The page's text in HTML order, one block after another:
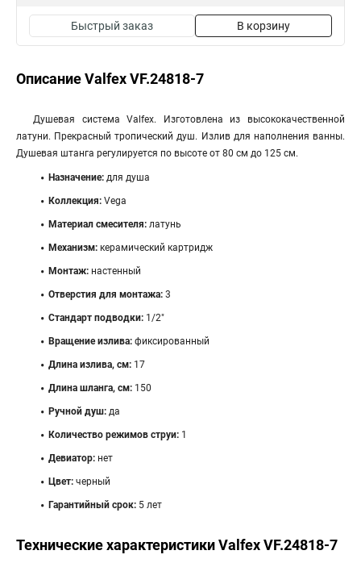
Быстрый заказ В корзину
Описание Valfex VF.24818-7
Душевая система Valfex. Изготовлена из высококачественной
латуни. Прекрасный тропический душ. Излив для наполнения ванны.
Душевая штанга регулируется по высоте от 80 см до 125 см.
Назначение: для душа
Коллекция: Vega
Материал смесителя: латунь
Механизм: керамический картридж
Монтаж: настенный
Отверстия для монтажа: 3
Стандарт подводки: 1/2"
Вращение излива: фиксированный
Длина излива, см: 17
Длина шланга, см: 150
Ручной душ: да
Количество режимов струи: 1
Девиатор: нет
Цвет: черный
Гарантийный срок: 5 лет
Технические характеристики Valfex VF.24818-7